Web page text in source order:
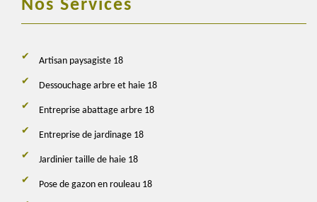
Nos Services
Artisan paysagiste 18
Dessouchage arbre et haie 18
Entreprise abattage arbre 18
Entreprise de jardinage 18
Jardinier taille de haie 18
Pose de gazon en rouleau 18